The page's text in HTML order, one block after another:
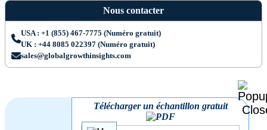
Nous contacter
USA : +1 (855) 467-7775 (Numéro gratuit)
UK : +44 8085 022397 (Numéro gratuit)
sales@globalgrowthinsights.com
Télécharger un échantillon gratuit